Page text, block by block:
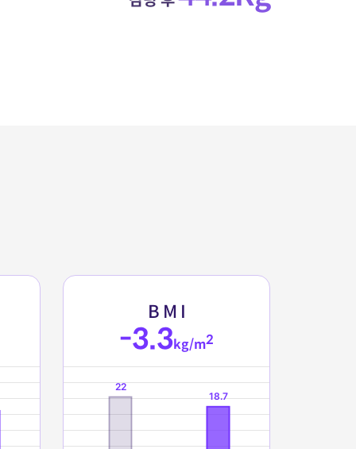
B M I
-3.3kg/m2